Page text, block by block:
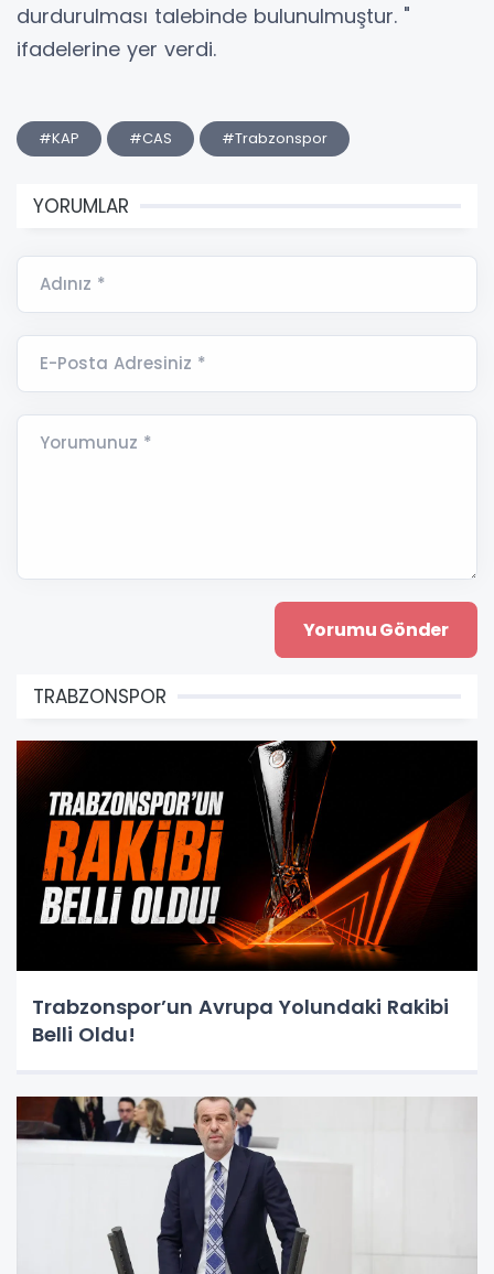
durdurulması talebinde bulunulmuştur. "
ifadelerine yer verdi.
#KAP #CAS #Trabzonspor
YORUMLAR
Adınız *
E-Posta Adresiniz *
Yorumunuz *
TRABZONSPOR
Trabzonspor’un Avrupa Yolundaki Rakibi
Belli Oldu!